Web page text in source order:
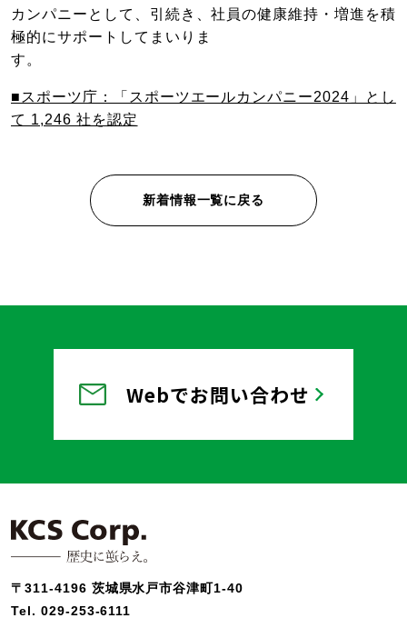
カンパニーとして、引続き、社員の健康維持・増進を積
極的にサポートしてまいりま
す
■スポーツ庁：「スポーツエールカンパニー2024」とし
て 1,246 社を認定
新着情報一覧に戻る
Webでお問い合わせ
〒311-4196 茨城県水戸市谷津町1-40
Tel. 029-253-6111